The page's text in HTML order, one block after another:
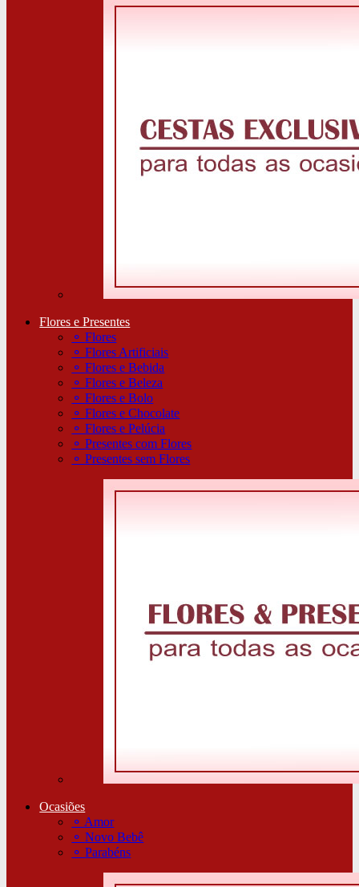
Flores e Presentes
⚬Flores
⚬Flores Artificiais
⚬Flores e Bebida
⚬Flores e Beleza
⚬Flores e Bolo
⚬Flores e Chocolate
⚬Flores e Pelúcia
⚬Presentes com Flores
⚬Presentes sem Flores
Ocasiões
⚬ Amor
⚬Novo Bebê
⚬Parabéns